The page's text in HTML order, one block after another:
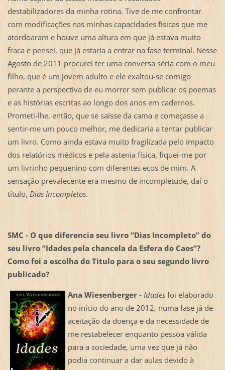
destabilizadores da minha rotina. Tive de me confrontar
com modificações nas minhas capacidades físicas que me
atordoaram e houve uma altura em que já estava muito
fraca e pensei, que já estaria a entrar na fase terminal. Nesse
Agosto de 2011 procurei ter uma conversa séria com o meu
filho, que é um jovem adulto e ele exaltou-se comigo
perante a perspectiva de eu morrer sem publicar os poemas
e as histórias escritas ao longo dos anos em cadernos.
Prometi-lhe, então, que se saísse da cama e começasse a
sentir-me um pouco melhor, me dedicaria a tentar publicar
um livro. Como ainda estava muito fragilizada pelo impacto
dos relatórios médicos e pela astenia física, fiquei-me por
um livrinho pequenino com diferentes ecos de mim. A
sensação prevalecente era mesmo de incompletude, daí o
título, Dias Incompletos.
SMC - O que diferencia seu livro “Dias Incompleto” do
seu livro “Idades pela chancela da Esfera do Caos”?
Como foi a escolha do Titulo para o seu segundo livro
publicado?
Ana Wiesenberger - Idadesfoi elaborado
no início do ano de 2012, numa fase já de
aceitação da doença e da necessidade de
me restabelecer enquanto pessoa válida
para a sociedade, uma vez que já não
podia continuar a dar aulas devido à